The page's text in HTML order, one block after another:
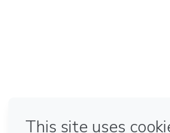
Feito com ❤ na Cidade do México